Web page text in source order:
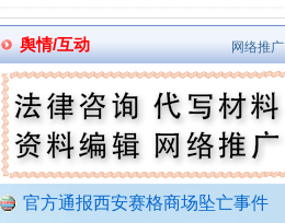
舆情/互动
官方通报西安赛格商场坠亡事件
网络推广